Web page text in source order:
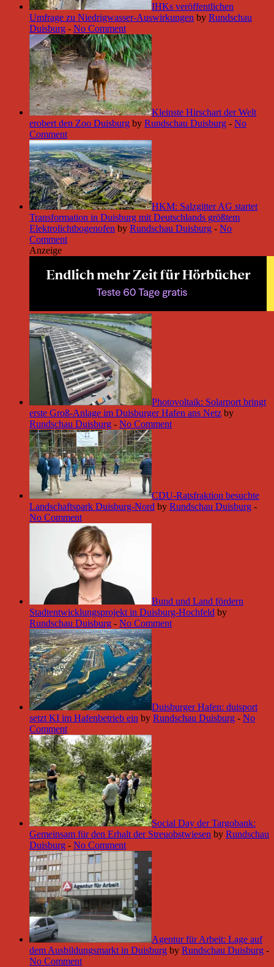
IHKs veröffentlichen
Umfrage zu Niedrigwasser-Auswirkungen by Rundschau
Duisburg - No Comment
Kleinste Hirschart der Welt
erobert den Zoo Duisburg by Rundschau Duisburg - No
Comment
HKM: Salzgitter AG startet
Transformation in Duisburg mit Deutschlands größtem
Elektrolichtbogenofen by Rundschau Duisburg - No
Comment
Anzeige
Photovoltaik: Solarport bringt
erste Groß-Anlage im Duisburger Hafen ans Netz by
Rundschau Duisburg - No Comment
CDU-Ratsfraktion besuchte
Landschaftspark Duisburg-Nord by Rundschau Duisburg -
No Comment
Bund und Land fördern
Stadtentwicklungsprojekt in Duisburg-Hochfeld by
Rundschau Duisburg - No Comment
Duisburger Hafen: duisport
setzt KI im Hafenbetrieb ein by Rundschau Duisburg - No
Comment
Social Day der Targobank:
Gemeinsam für den Erhalt der Streuobstwiesen by Rundschau
Duisburg - No Comment
Agentur für Arbeit: Lage auf
dem Ausbildungsmarkt in Duisburg by Rundschau Duisburg -
No Comment